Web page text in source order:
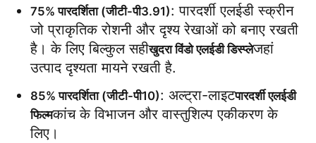
समाचार
मामले
उद्धरण मांगें
75% पारदर्शिता (जीटी-पी3.91): पारदर्शी एलईडी स्क्रीन
जो प्राकृतिक रोशनी और दृश्य रेखाओं को बनाए रखती
है। के लिए बिल्कुल सहीखुदरा विंडो एलईडी डिस्प्लेजहां
उत्पाद दृश्यता मायने रखती है.
85% पारदर्शिता (जीटी-पी10): अल्ट्रा-लाइटपारदर्शी एलईडी
फिल्मकांच के विभाजन और वास्तुशिल्प एकीकरण के
लिए।